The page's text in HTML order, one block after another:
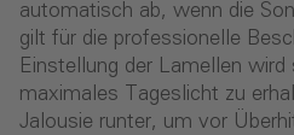
automatisch ab, wenn die
gilt für die professionelle
Einstellung der Lamellen
maximales Tageslicht zu
Jalousie runter, um vor